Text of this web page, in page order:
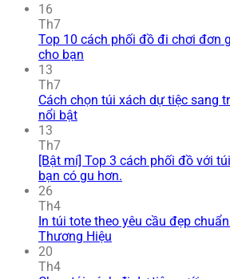
16
Th7
Top 10 cách phối đồ đi chơi đơn
cho bạn
13
Th7
Cách chọn túi xách dự tiệc sang
nổi bật
13
Th7
[Bật mí] Top 3 cách phối đồ với
bạn có gu hơn.
26
Th4
In túi tote theo yêu cầu đẹp
Thương Hiệu
20
Th4